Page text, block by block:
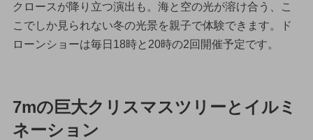
クロースが降り立つ演出も。海と空の光が溶け合う、こ
こでしか見られない冬の光景を親子で体験できます。ド
ローンショーは毎日18時と20時の2回開催予定です。
7mの巨大クリスマスツリーとイルミ
ネーション